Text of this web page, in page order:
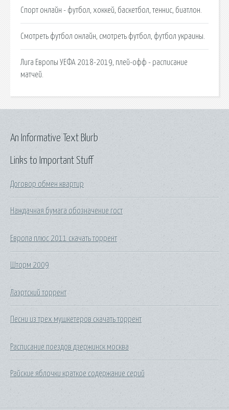
Спорт онлайн - футбол, хоккей, баскетбол, теннис, биатлон.
Смотреть футбол онлайн, смотреть футбол, футбол украины.
Лига Европы УЕФА 2018-2019, плей-офф - расписание
матчей.
Links to Important Stuff
Договор обмен квартир
Наждачная бумага обозначение гост
Европа плюс 2011 скачать торрент
Шторм 2009
Лаэртский торрент
Песни из трех мушкетеров скачать торрент
Расписание поездов дзержинск москва
Райские яблочки краткое содержание серий
An Informative Text Blurb